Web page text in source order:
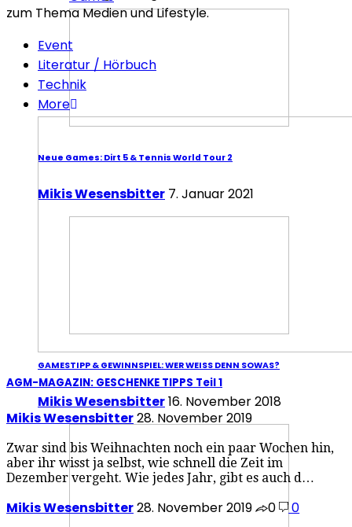
Neue Games: Dirt 5 & Tennis World Tour 2
Mikis Wesensbitter 7. Januar 2021
GAMESTIPP & GEWINNSPIEL: WER WEISS DENN SOWAS?
Mikis Wesensbitter16. November 2018
zum Thema Medien und Lifestyle.
Event
Literatur / Hörbuch
Technik
More
AGM-MAGAZIN: GESCHENKE TIPPS Teil 1
Mikis Wesensbitter28. November 2019
Zwar sind bis Weihnachten noch ein paar Wochen hin,
aber ihr wisst ja selbst, wie schnell die Zeit im
Dezember vergeht. Wie jedes Jahr, gibt es auch d…
Mikis Wesensbitter28. November 2019 0 0